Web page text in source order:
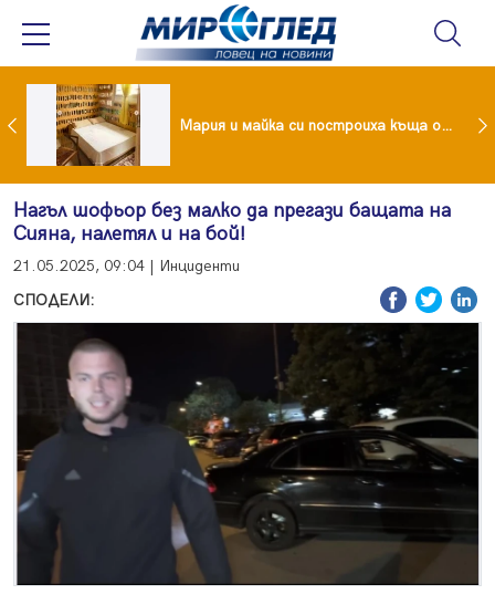
Крадци убиха футболен национал с павета Мария и майка си построиха къща от 8000 стъклени бутилки
Нагъл шофьор без малко да прегази бащата на
Сияна, налетял и на бой!
21.05.2025, 09:04 | Инциденти
СПОДЕЛИ: